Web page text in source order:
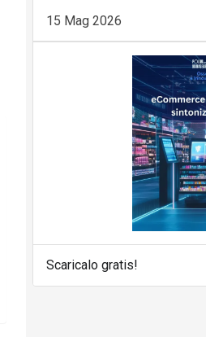
15 Mag 2026
Scaricalo gratis!